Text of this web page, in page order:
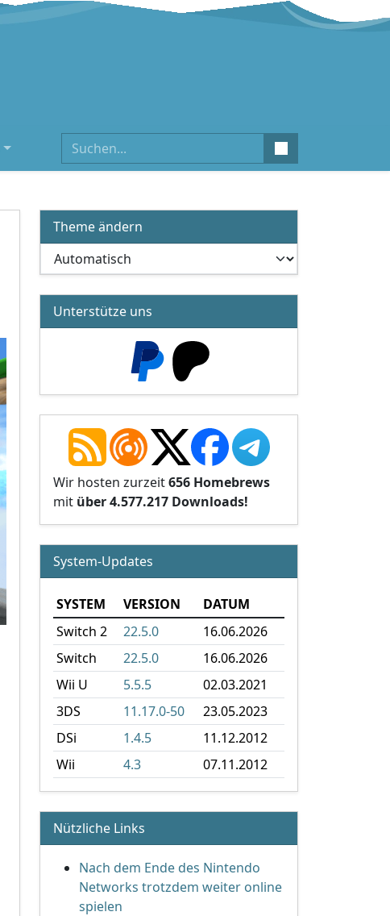
Suchen
Theme ändern
Unterstütze uns
Wir hosten zurzeit656 Homebrews
mit über 4.577.217 Downloads!
System-Updates
SYSTEM VERSION
DATUM
Switch 2
22.5.0
16.06.2026
Switch
22.5.0
16.06.2026
Wii U
5.5.5
02.03.2021
3DS
11.17.0-50
23.05.2023
DSi
1.4.5
11.12.2012
Wii
4.3 07.11.2012
Nützliche Links
Nach dem Ende des Nintendo
Networks trotzdem weiter online
spielen